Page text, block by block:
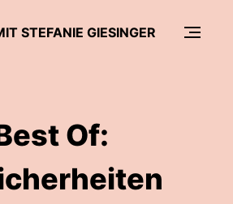
STEFANIE GIESINGER
Of: